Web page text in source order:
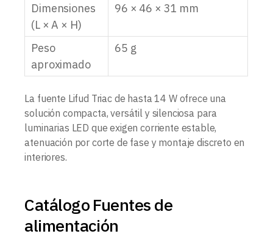
Dimensiones
(L × A × H)
96 × 46 × 31 mm
Peso
aproximado
65 g
La fuente Lifud Triac de hasta 14 W ofrece una
solución compacta, versátil y silenciosa para
luminarias LED que exigen corriente estable,
atenuación por corte de fase y montaje discreto en
interiores.
Catálogo Fuentes de
alimentación